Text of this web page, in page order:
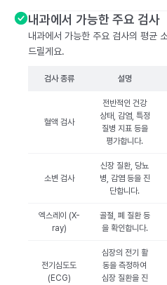
내과에서 가능한 주요 검사
내과에서 가능한 주요 검사의 평균
드릴게요.
검사 종류 설명
혈액 검사
전반적인 건강
상태, 감염, 특정
질병 지표 등을
평가합니다.
소변 검사
신장 질환, 당뇨
병, 감염 등을 진
단합니다.
엑스레이 (X-
ray)
골절, 폐 질환 등
을 확인합니다.
전기심도도
(ECG)
심장의 전기 활
동을 측정하여
심장 질환을 진